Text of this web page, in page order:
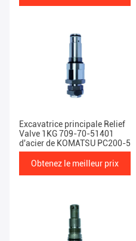
Excavatrice principale Relief
Valve 1KG 709-70-51401
d'acier de KOMATSU PC200-5
Obtenez le meilleur prix